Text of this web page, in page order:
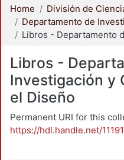
Home
Libros -
Investigación y
el Diseño
Permanent URI for this
https://hdl.handle.net/